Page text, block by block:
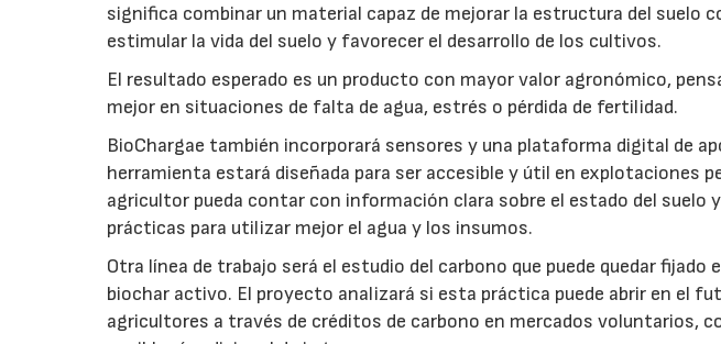
significa combinar un material capaz de mejorar la estructura del suelo
estimular la vida del suelo y favorecer el desarrollo de los cultivos.
El resultado esperado es un producto con mayor valor agronómico,
mejor en situaciones de falta de agua, estrés o pérdida de fertilidad.
BioChargae también incorporará sensores y una plataforma digital de
herramienta estará diseñada para ser accesible y útil en explotaciones
agricultor pueda contar con información clara sobre el estado del suelo
prácticas para utilizar mejor el agua y los insumos.
Otra línea de trabajo será el estudio del carbono que puede quedar fijado
biochar activo. El proyecto analizará si esta práctica puede abrir en el
agricultores a través de créditos de carbono en mercados voluntarios,